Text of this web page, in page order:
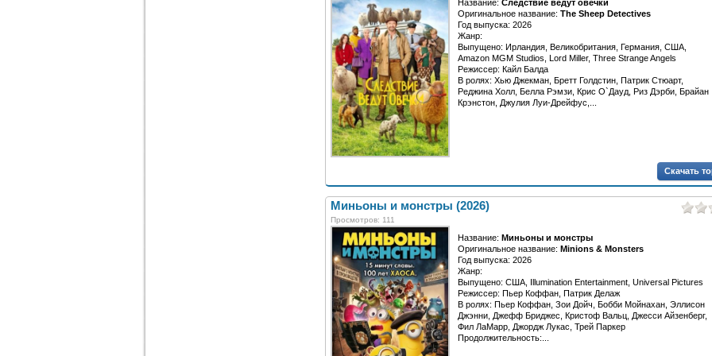
Название: Следствие ведут овечки
Оригинальное название: The Sheep Detectives
Год выпуска: 2026
Жанр:
Выпущено: Ирландия, Великобритания, Германия, США,
Amazon MGM Studios, Lord Miller, Three Strange Angels
Режиссер: Кайл Балда
В ролях: Хью Джекман, Бретт Голдстин, Патрик Стюарт,
Реджина Холл, Белла Рэмзи, Крис О`Дауд, Риз Дэрби, Брайан
Крэнстон, Джулия Луи-Дрейфус,...
Скачать
Миньоны и монстры (2026)
Просмотров: 111
Название: Миньоны и монстры
Оригинальное название: Minions & Monsters
Год выпуска: 2026
Жанр:
Выпущено: США, Illumination Entertainment, Universal Pictures
Режиссер: Пьер Коффан, Патрик Делаж
В ролях: Пьер Коффан, Зои Дойч, Бобби Мойнахан, Эллисон
Джэнни, Джефф Бриджес, Кристоф Вальц, Джесси Айзенберг,
Фил ЛаМарр, Джордж Лукас, Трей Паркер
Продолжительность:...